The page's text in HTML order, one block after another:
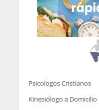
Psicologos Cristianos
Kinesiólogo a Domicilio